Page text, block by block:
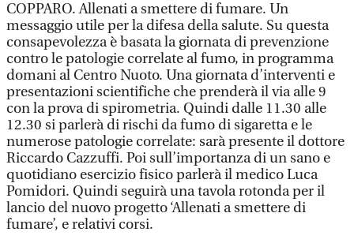
COPPARO. Allenati a smettere di fumare. Un
messaggio utile per la difesa della salute. Su questa
consapevolezza è basata la giornata di prevenzione
contro le patologie correlate al fumo, in programma
domani al Centro Nuoto. Una giornata d’interventi e
presentazioni scientifiche che prenderà il via alle 9
con la prova di spirometria. Quindi dalle 11.30 alle
12.30 si parlerà di rischi da fumo di sigaretta e le
numerose patologie correlate: sarà presente il dottore
Riccardo Cazzuffi. Poi sull’importanza di un sano e
quotidiano esercizio fisico parlerà il medico Luca
Pomidori. Quindi seguirà una tavola rotonda per il
lancio del nuovo progetto ‘Allenati a smettere di
fumare’, e relativi corsi.